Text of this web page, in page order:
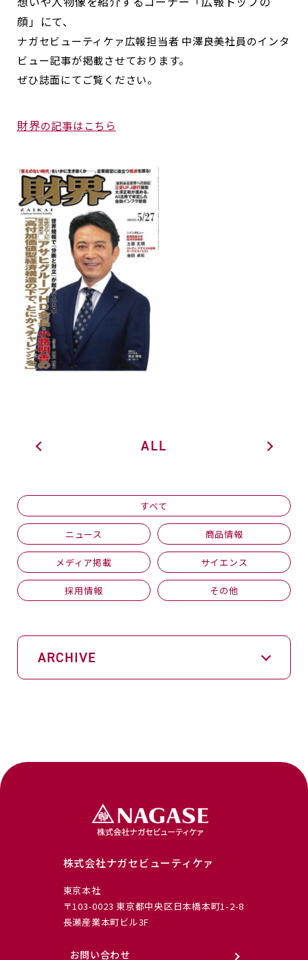
顔」にて、
ナガセビューティケァ広報担当者 中澤良美社員のインタ
ビュー記事が掲載させております。
ぜひ誌面にてご覧ください。
財界の記事はこちら
ALL
すべて
ニュース 商品情報
メディア掲載 サイエンス
採用情報 その他
ARCHIVE
株式会社ナガセビューティケァ
東京本社
〒103-0023 東京都中央区日本橋本町1-2-8
長瀬産業本町ビル3F
お問い合わせ